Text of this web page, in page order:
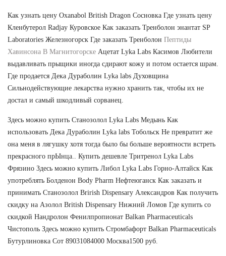
Как узнать цену Oxanabol British Dragon Сосновка Где узнать цену
Кленбутерол Radjay Куровское Как заказать Тренболон энантат SP
Laboratories Железногорск Где заказать Тренболон Пептиды
Хавинсона В Магнитогорске Ацетат Lyka Labs Касимов Любители
выдавливать прыщики иногда сдирают кожу и потом остается шрам.
Где продается Дека Дураболин Lyka labs Духовщина
Сильнодействующие лекарства нужно хранить так, чтобы их не
достал и самый шкодливый сорванец.
Здесь можно купить Станозолол Lyka Labs Медынь Как
использовать Дека Дураболин Lyka labs Тобольск Не превратит же
она меня в лягушку хотя тогда было бы больше вероятности встреть
прекрасного прЫнца.. Купить дешевле Тритренол Lyka Labs
Фрязино Здесь можно купить Либол Lyka Labs Горно-Алтайск Как
употреблять Болденон Body Pharm Нефтеюганск Как заказать и
принимать Станозолол Brirish Dispensary Александров Как получить
скидку на Азолол British Dispensary Нижний Ломов Где купить со
скидкой Нандролон Фенилпропионат Balkan Pharmaceuticals
Чистополь Здесь можно купить Стромбафорт Balkan Pharmaceuticals
Бутурлиновка Сот 89031084000 Москва1500 руб.